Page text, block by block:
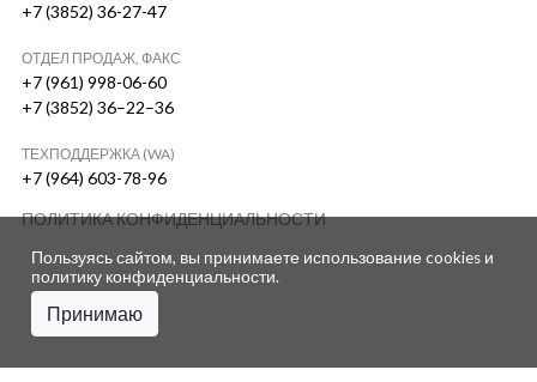
+7 (3852) 36-27-47
ОТДЕЛ ПРОДАЖ, ФАКС
+7 (961) 998-06-60
+7 (3852) 36–22–36
ТЕХПОДДЕРЖКА (WA)
+7 (964) 603-78-96
ПОЛИТИКА КОНФИДЕНЦИАЛЬНОСТИ
Пользуясь сайтом, вы принимаете использование cookies и
политику конфиденциальности.
Принимаю